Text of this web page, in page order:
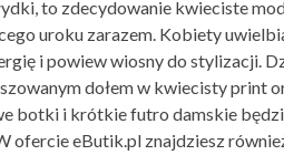
to zdecydowanie kwieciste
uroku zarazem. Kobiety
i powiew wiosny do stylizacji.
dołem w kwiecisty print
botki i krótkie futro damskie
ofercie eButik.pl znajdziesz